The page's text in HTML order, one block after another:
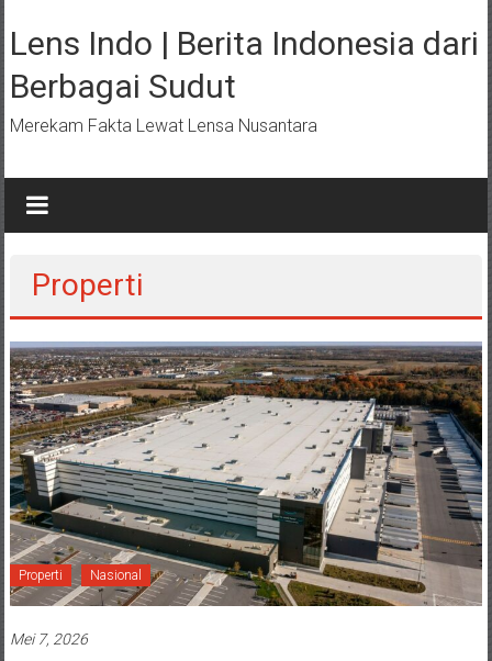
ke
konten
Lens Indo | Berita Indonesia dari
Berbagai Sudut
Merekam Fakta Lewat Lensa Nusantara
Properti
Properti Nasional
Mei 7, 2026